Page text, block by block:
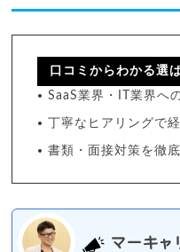
口コミからわかる選
SaaS業界・IT業界へ
丁寧なヒアリングで
書類・面接対策を徹
マーキャ